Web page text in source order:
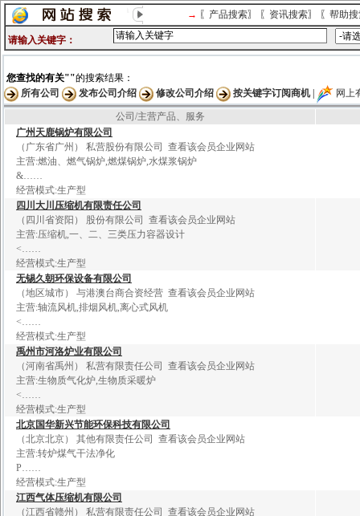
→ 〖 产品搜索〗 〖 资讯搜索〗 〖 帮助
请输入关键字：
您查找的有关""的搜索结果：
所有公司
发布公司介绍 修改公司介绍 按关键字订阅商机| 网上
公司/主营产品、服务
广州 天鹿锅炉有限公司
（广东省广州）
私营股份有限公司 查看该会员企业网站
主营:燃油、 燃气锅炉,燃煤锅炉,水煤浆锅炉
&……
经营模式:生产型
四 川 大川 压缩机有限责任公司
（四川省资阳）
股份有限公司 查看该会员企业网站
主营:压缩机,一、 二、 三类压力容器设计
<……
经营模式:生产型
无锡久朝环保设备有限公司
（地区城市）
与港澳台商合资经营 查看该会员企业网站
主营:轴流风机,排烟 风机,离心式风机
<……
经营模式:生产型
禹州市河洛炉业有限公司
（河南省禹州）
私营有限责任公司 查看该会员企业网站
主营:生物质气化炉,生物质采暖炉
<……
经营模式:生产型
北京国华新兴节能环保科技有限公司
（北京北京）
其他有限责任公司 查看该会员企业网站
主营:转炉煤气干法净化
P……
经营模式:生产型
江西气体压缩机有限公司
（江西省赣州）
私营有限责任公司 查看该会员企业网站